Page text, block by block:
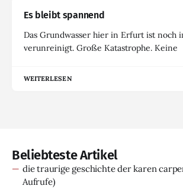
Es bleibt spannend
Das Grundwasser hier in Erfurt ist noch
verunreinigt. Große Katastrophe. Keine
WEITERLESEN
Beliebteste Artikel
die traurige geschichte der karen
Aufrufe)